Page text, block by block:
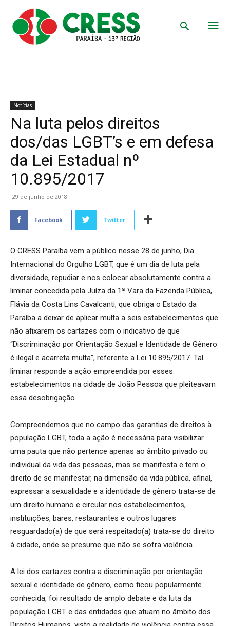
Notícias
Na luta pelos direitos
dos/das LGBT’s e em defesa
da Lei Estadual nº
10.895/2017
29 de junho de 2018
Facebook Twitter
O CRESS Paraíba vem a público nesse 28 de junho, Dia
Internacional do Orgulho LGBT, que é um dia de luta pela
diversidade, repudiar e nos colocar absolutamente contra a
liminar concedida pela Juíza da 1ª Vara da Fazenda Pública,
Flávia da Costa Lins Cavalcanti, que obriga o Estado da
Paraíba a deixar de aplicar multa a seis estabelecimentos que
não afixarem os cartazes com o indicativo de que
“Discriminação por Orientação Sexual e Identidade de Gênero
é ilegal e acarreta multa”, referente a Lei 10.895/2017. Tal
liminar responde a ação empreendida por esses
estabelecimentos na cidade de João Pessoa que pleiteavam
essa desobrigação.
Compreendemos que no campo das garantias de direitos à
população LGBT, toda a ação é necessária para visibilizar
uma pauta que não pertence apenas ao âmbito privado ou
individual da vida das pessoas, mas se manifesta e tem o
direito de se manifestar, na dimensão da vida pública, afinal,
expressar a sexualidade e a identidade de gênero trata-se de
um direito humano e circular nos estabelecimentos,
instituições, bares, restaurantes e outros lugares
resguardado(a) de que será respeitado(a) trata-se do direito
à cidade, onde se presume que não se sofra violência.
A lei dos cartazes contra a discriminação por orientação
sexual e identidade de gênero, como ficou popularmente
conhecida, foi resultado de amplo debate e da luta da
população LGBT e das entidades que atuam no âmbito dos